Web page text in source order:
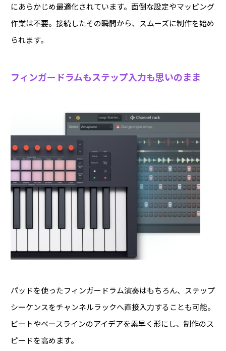
にあらかじめ最適化されています。面倒な設定やマッピング
作業は不要。接続したその瞬間から、スムーズに制作を始め
られます。
フィンガードラムもステップ入力も思いのまま
パッドを使ったフィンガードラム演奏はもちろん、ステップ
シーケンスをチャンネルラックへ直接入力することも可能。
ビートやベースラインのアイデアを素早く形にし、制作のス
ピードを高めます。